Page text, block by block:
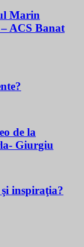
Marin
ACS Banat
de la
Giurgiu
şi inspiraţia?